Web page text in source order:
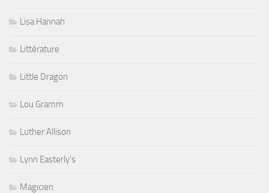
Lisa Hannah
Littérature
Little Dragon
Lou Gramm
Luther Allison
Lynn Easterly's
Magicien